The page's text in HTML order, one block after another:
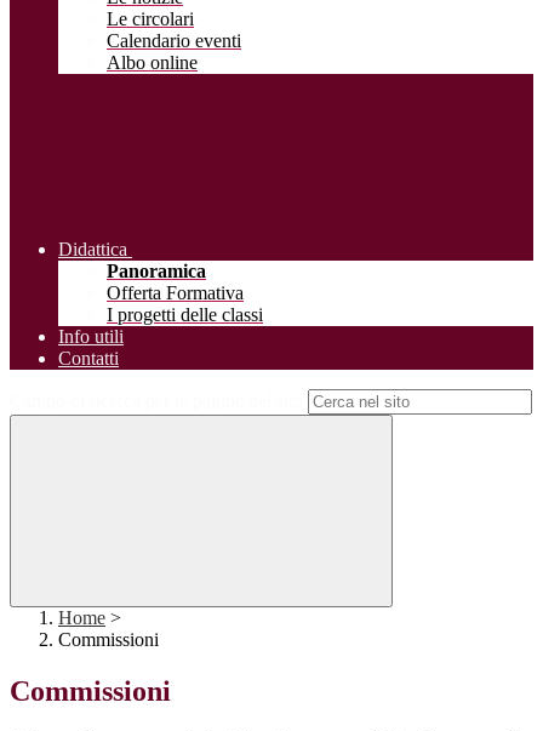
Le circolari
Calendario eventi
Albo online
Didattica
Panoramica
Offerta Formativa
I progetti delle classi
Info utili
Contatti
Home >
Commissioni
Commissioni